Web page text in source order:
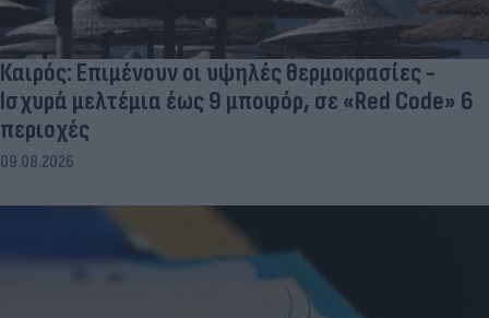
Καιρός: Επιμένουν οι υψηλές θερμοκρασίες -
Ισχυρά μελτέμια έως 9 μποφόρ, σε «Red Code» 6
περιοχές
09.08.2026